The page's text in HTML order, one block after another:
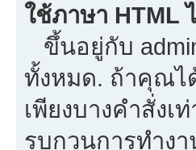
ใช้ภาษา HTML
ขึ้นอยู่กับ
ทั้งหมด. ถ้าคุณไ
เพียงบางคำสั่ง
รบกวนการทำง